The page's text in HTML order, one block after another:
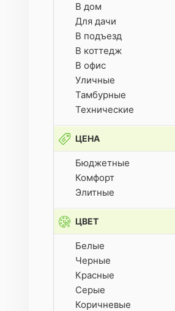
В дом
Для дачи
В подъезд
В коттедж
В офис
Уличные
Тамбурные
Технические
ЦЕНА
Бюджетные
Комфорт
Элитные
ЦВЕТ
Белые
Черные
Красные
Серые
Коричневые